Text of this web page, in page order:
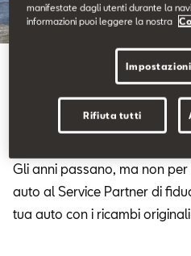
Prenditi
SEAT.
Gli anni passano, ma non per
auto al Service Partner di
tua auto con i ricambi originali
manifestate dagli utenti durante la
informazioni puoi leggere la nostra
Rifiuta tutti